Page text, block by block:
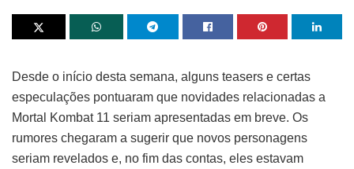
Desde o início desta semana, alguns teasers e certas
especulações pontuaram que novidades relacionadas a
Mortal Kombat 11 seriam apresentadas em breve. Os
rumores chegaram a sugerir que novos personagens
seriam revelados e, no fim das contas, eles estavam